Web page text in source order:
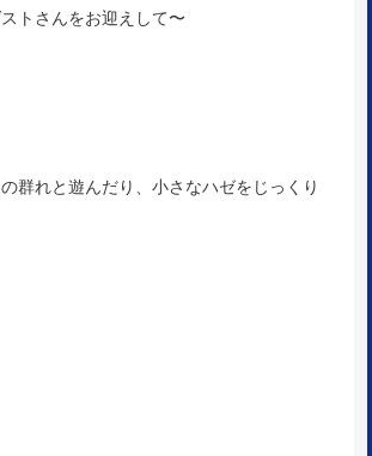
トさんをお迎えして〜
群れと遊んだり、小さなハゼをじっくり